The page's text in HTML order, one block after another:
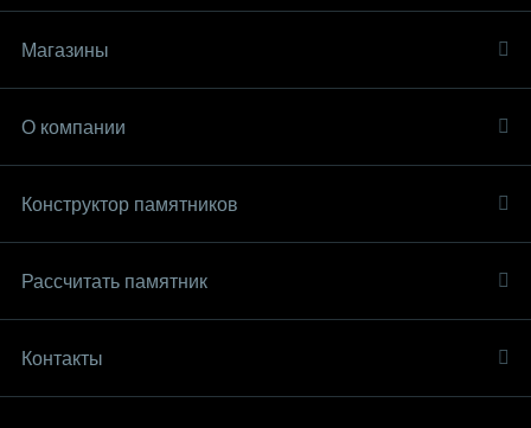
Магазины
О компании
Конструктор памятников
Рассчитать памятник
Контакты